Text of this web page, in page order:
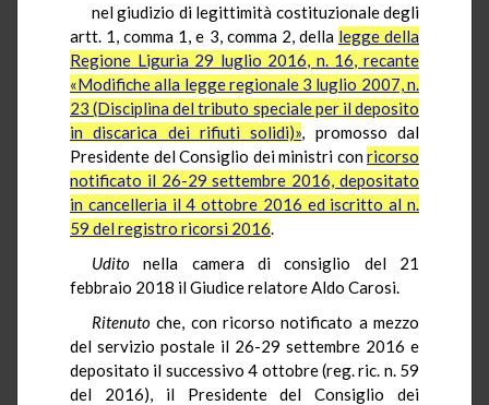
nel giudizio di legittimità costituzionale degli
artt. 1, comma 1, e 3, comma 2, della legge della
Regione Liguria 29 luglio 2016, n. 16, recante
«Modifiche alla legge regionale 3 luglio 2007, n.
23 (Disciplina del tributo speciale per il deposito
in discarica dei rifiuti solidi)», promosso dal
Presidente del Consiglio dei ministri conricorso
notificato il 26-29 settembre 2016, depositato
in cancelleria il 4 ottobre 2016 ed iscritto al n.
59 del registro ricorsi 2016.
Uditonella camera di consiglio del 21
febbraio 2018 il Giudice relatore Aldo Carosi.
Ritenuto che, con ricorso notificato a mezzo
del servizio postale il 26-29 settembre 2016 e
depositato il successivo 4 ottobre (reg. ric. n. 59
del 2016), il Presidente del Consiglio dei